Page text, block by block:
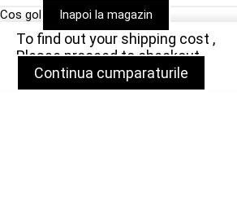
Cos gol Inapoi la magazin
To find out your shipping cost ,
Please proceed to checkout.
Continua cumparaturile